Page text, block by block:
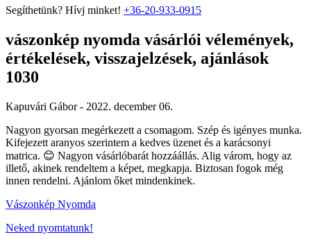
Segíthetünk? Hívj minket! +36-20-933-0915
vászonkép nyomda vásárlói vélemények,
értékelések, visszajelzések, ajánlások
1030
Kapuvári Gábor - 2022. december 06.
Nagyon gyorsan megérkezett a csomagom. Szép és igényes munka.
Kifejezett aranyos szerintem a kedves üzenet és a karácsonyi
matrica. 😊 Nagyon vásárlóbarát hozzáállás. Alig várom, hogy az
illető, akinek rendeltem a képet, megkapja. Biztosan fogok még
innen rendelni. Ajánlom őket mindenkinek.
Vászonkép Nyomda
Neked nyomtatunk!